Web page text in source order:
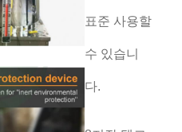
표준 사용할
수 있습니
다.